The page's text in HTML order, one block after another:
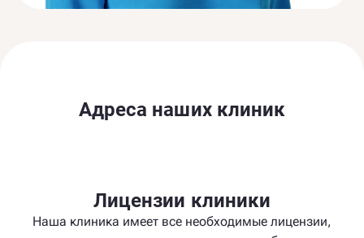
Адреса наших клиник
Лицензии клиники
Наша клиника имеет все необходимые лицензии,